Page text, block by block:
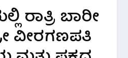
ರಾತ್ರಿ ಬಾರೀ
ವೀರಗಣಪತಿ